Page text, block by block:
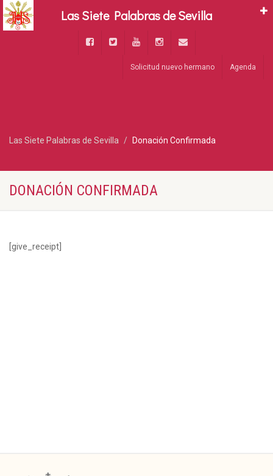
Solicitud nuevo hermano Agenda
Las Siete Palabras de Sevilla Donación Confirmada
DONACIÓN CONFIRMADA
[give_receipt]
Las Siete Palabras de Sevilla